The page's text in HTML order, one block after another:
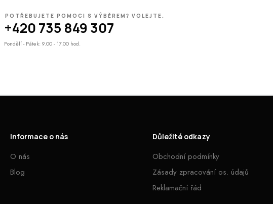
POTŘEBUJETE POMOCI S VÝBĚREM? VOLEJTE.
+420 735 849 307
Pondělí - Pátek: 9.00 - 17.00 hod.
Informace o nás
O nás
Blog
Důležité odkazy
Obchodní podmínky
Zásady zpracování os. údajů
Reklamační řád